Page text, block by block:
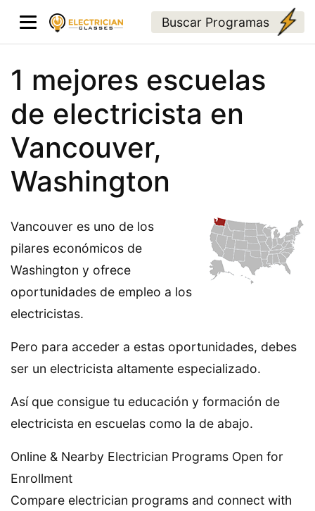
Buscar Programas
1 mejores escuelas
de electricista en
Vancouver,
Washington
Vancouver es uno de los
pilares económicos de
Washington y ofrece
oportunidades de empleo a los
electricistas.
Pero para acceder a estas oportunidades, debes
ser un electricista altamente especializado.
Así que consigue tu educación y formación de
electricista en escuelas como la de abajo.
Online & Nearby Electrician Programs Open for
Enrollment
Compare electrician programs and connect with